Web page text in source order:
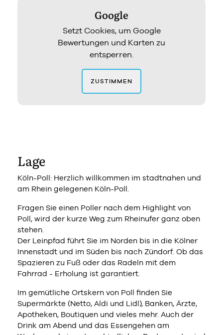
Google
Setzt Cookies, um Google
Bewertungen und Karten zu
entsperren.
ZUSTIMMEN
Lage
Köln-Poll: Herzlich willkommen im stadtnahen und
am Rhein gelegenen Köln-Poll.
Fragen Sie einen Poller nach dem Highlight von
Poll, wird der kurze Weg zum Rheinufer ganz oben
stehen.
Der Leinpfad führt Sie im Norden bis in die Kölner
Innenstadt und im Süden bis nach Zündorf. Ob das
Spazieren zu Fuß oder das Radeln mit dem
Fahrrad - Erholung ist garantiert.
Im gemütliche Ortskern von Poll finden Sie
Supermärkte (Netto, Aldi und Lidl), Banken, Ärzte,
Apotheken, Boutiquen und vieles mehr. Auch der
Drink am Abend und das Essengehen am